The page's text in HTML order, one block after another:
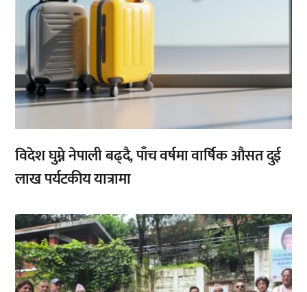
विदेश घुम्ने नेपाली बढ्दै, पाँच वर्षमा वार्षिक औसत दुई
लाख पर्यटकीय यात्रामा
,